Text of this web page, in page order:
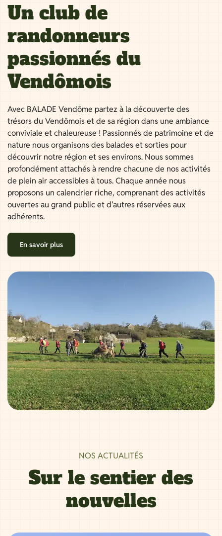
Un club de
randonneurs
passionnés du
Vendômois
Avec BALADE Vendôme partez à la découverte des
trésors du Vendômois et de sa région dans une ambiance
conviviale et chaleureuse ! Passionnés de patrimoine et de
nature nous organisons des balades et sorties pour
découvrir notre région et ses environs. Nous sommes
profondément attachés à rendre chacune de nos activités
de plein air accessibles à tous. Chaque année nous
proposons un calendrier riche, comprenant des activités
ouvertes au grand public et d'autres réservées aux
adhérents.
En savoir plus
NOS ACTUALITÉS
Sur le sentier des
nouvelles